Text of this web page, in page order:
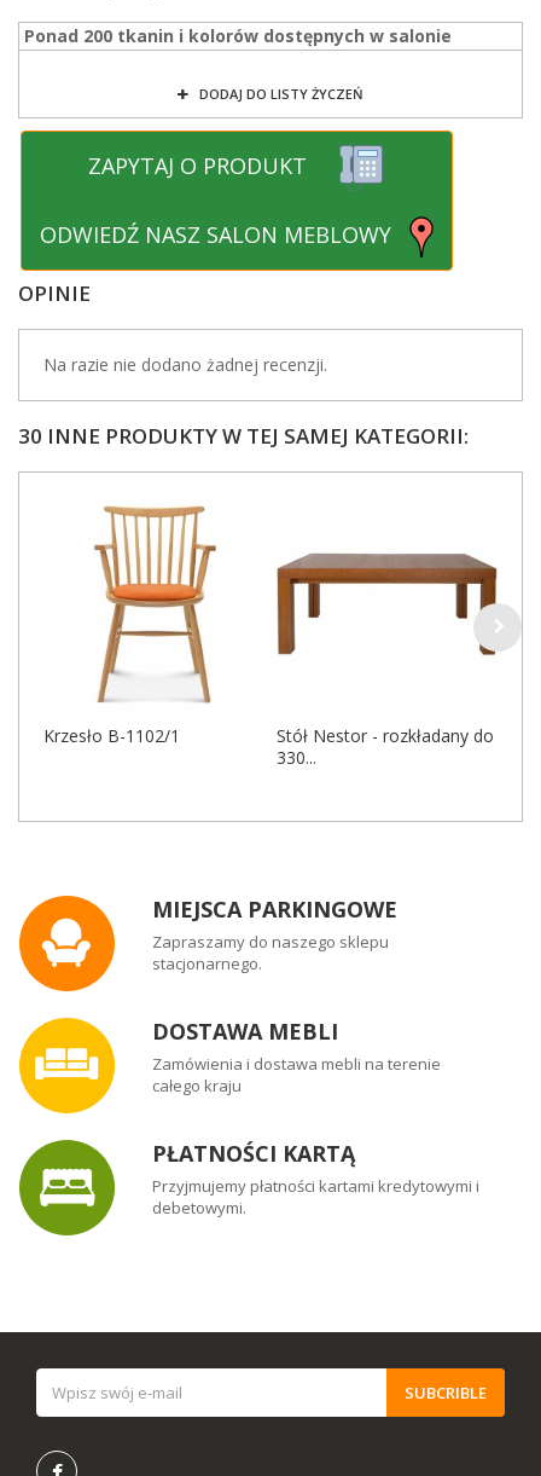
Ponad 200 tkanin i kolorów dostępnych w salonie
DODAJ DO LISTY ŻYCZEŃ
ZAPYTAJ O PRODUKT
ODWIEDŹ NASZ SALON MEBLOWY
OPINIE
Na razie nie dodano żadnej recenzji.
30 INNE PRODUKTY W TEJ SAMEJ KATEGORII:
Krzesło B-1102/1
Stół Nestor - rozkładany do
330...
MIEJSCA PARKINGOWE
Zapraszamy do naszego sklepu
stacjonarnego.
DOSTAWA MEBLI
Zamówienia i dostawa mebli na terenie
całego kraju
PŁATNOŚCI KARTĄ
Przyjmujemy płatności kartami kredytowymi i
debetowymi.
SUBCRIBLE